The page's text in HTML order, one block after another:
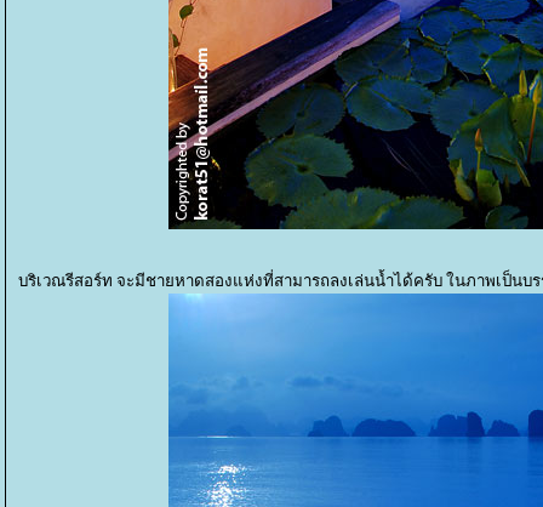
บริเวณรีสอร์ท จะมีชายหาดสองแห่งที่สามารถลงเล่นน้ำได้ครับ ในภาพเป็นบ